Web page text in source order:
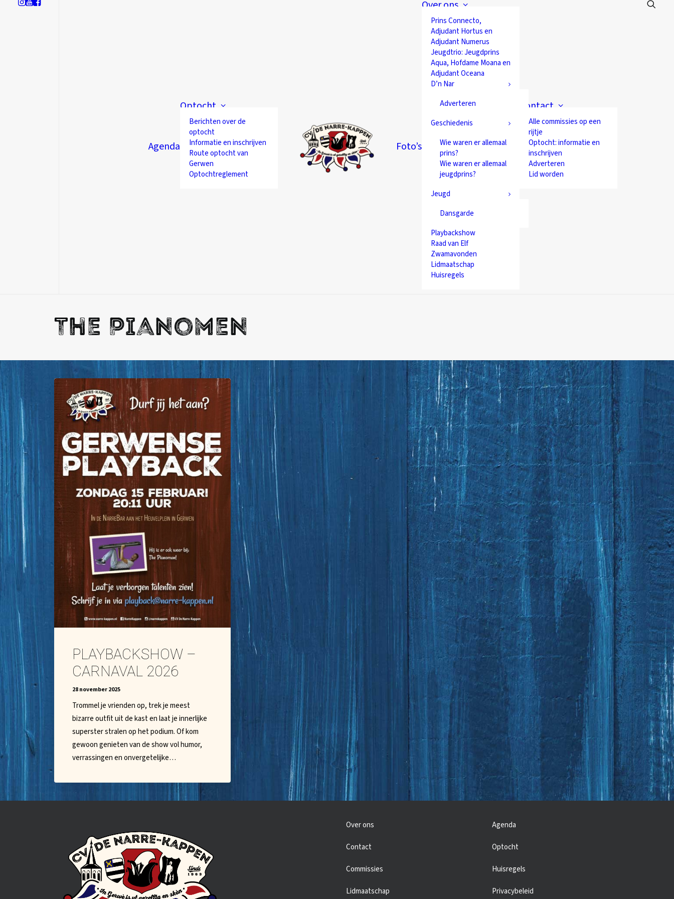
Agenda
Optocht
Berichten over de
optocht
Informatie en inschrijven
Route optocht van
Gerwen
Optochtreglement
Foto’s
Over ons
Prins Connecto,
Adjudant Hortus en
Adjudant Numerus
Jeugdtrio: Jeugdprins
Aqua, Hofdame Moana en
Adjudant Oceana
D’n Nar
Adverteren
Geschiedenis
Wie waren er allemaal
prins?
Wie waren er allemaal
jeugdprins?
Jeugd
Dansgarde
Playbackshow
Raad van Elf
Zwamavonden
Lidmaatschap
Huisregels
Contact
Alle commissies op een
rijtje
Optocht: informatie en
inschrijven
Adverteren
Lid worden
The Pianomen
PLAYBACKSHOW –
CARNAVAL 2026
28 november 2025
Trommel je vrienden op, trek je meest
bizarre outfit uit de kast en laat je innerlijke
superster stralen op het podium. Of kom
gewoon genieten van de show vol humor,
verrassingen en onvergetelijke…
Over ons
Contact
Commissies
Lidmaatschap
Agenda
Optocht
Huisregels
Privacybeleid